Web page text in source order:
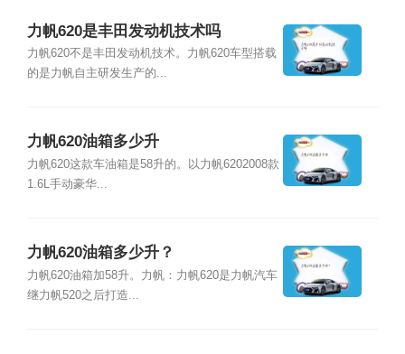
力帆620是丰田发动机技术吗
力帆620不是丰田发动机技术。力帆620车型搭载
的是力帆自主研发生产的...
力帆620油箱多少升
力帆620这款车油箱是58升的。以力帆6202008款
1.6L手动豪华...
力帆620油箱多少升？
力帆620油箱加58升。力帆：力帆620是力帆汽车
继力帆520之后打造...